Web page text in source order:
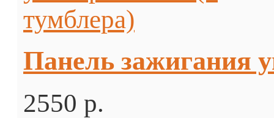
Панель зажигания
2550 p.